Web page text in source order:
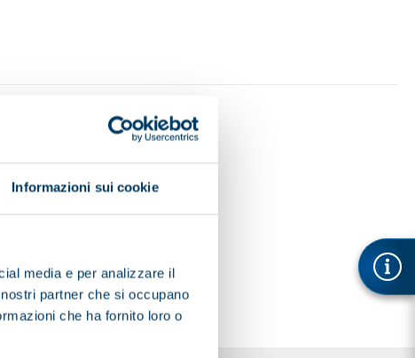
Informazioni sui cookie
media e per analizzare il
partner che si occupano
che ha fornito loro o